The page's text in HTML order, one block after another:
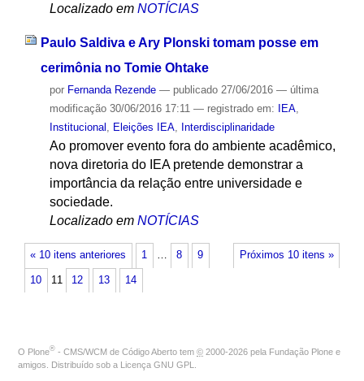
Localizado em NOTÍCIAS
Paulo Saldiva e Ary Plonski tomam posse em
cerimônia no Tomie Ohtake
por Fernanda Rezende — publicado27/06/2016 — última
modificação30/06/2016 17:11 — registrado em: IEA,
Institucional , Eleições IEA, Interdisciplinaridade
Ao promover evento fora do ambiente acadêmico,
nova diretoria do IEA pretende demonstrar a
importância da relação entre universidade e
sociedade.
Localizado em NOTÍCIAS
« 10 itens anteriores Próximos 10 itens »
1 … 8 9
10 11 12 13 14
O Plone® - CMS/WCM de Código Aberto tem © 2000-2026 pela Fundação Plone e
amigos. Distribuído sob a Licença GNU GPL